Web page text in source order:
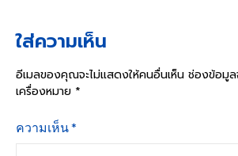
ใส่ความเห็น
อีเมลของคุณจะไม่แสดงให้คนอื่นเห็น ช่องข้อมูล
เครื่องหมาย *
ความเห็น*